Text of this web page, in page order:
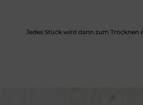
Jedes Stück wird dann zum Trocknen